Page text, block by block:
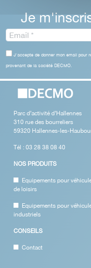
Je
J'accepte de donner mon email pour
provenant de la société DECMO.
Parc d’activité d’Hallennes
310 rue des bourreliers
59320 Hallennes-les-
Tél : 03 28 38 08 40
NOS PRODUITS
Equipements pour
de loisirs
Equipements pour
industriels
CONSEILS
Contact